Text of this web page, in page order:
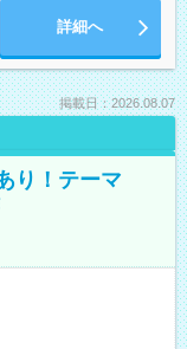
詳細へ
掲載日：2026.08.07
り！テーマ